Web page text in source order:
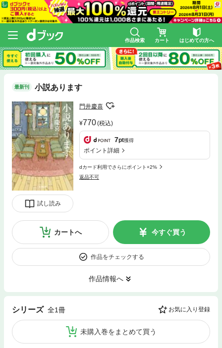
作品検索 カート はじめての方へ
最新刊 小説あります
試し読み
門井慶喜
770(税込)
7pt獲得
ポイント詳細
dカード利用でさらにポイント+2%
返品不可
カートへ 今すぐ買う
作品をチェックする
作品情報へ
シリーズ 全1冊 お気に入り登録
未購入巻をまとめて買う